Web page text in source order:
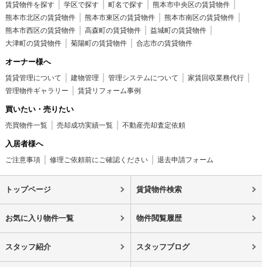
賃貸物件を探す 学区で探す 町名で探す
熊本市中央区の賃貸物件
熊本市北区の賃貸物件
熊本市東区の賃貸物件
熊本市南区の賃貸物件
熊本市西区の賃貸物件
高森町の賃貸物件
益城町の賃貸物件
大津町の賃貸物件
菊陽町の賃貸物件 合志市の賃貸物件
オーナー様へ
賃貸管理について 建物管理 管理システムについて
家賃回収業務代行
管理物件ギャラリー
賃貸リフォーム事例
買いたい・売りたい
売買物件一覧 売却成功実績一覧 不動産売却査定依頼
入居者様へ
ご注意事項 修理ご依頼前にご確認ください 退去申請フォーム
トップページ 賃貸物件検索
お気に入り物件一覧 物件閲覧履歴
スタッフ紹介 スタッフブログ